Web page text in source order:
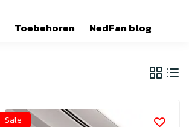
Toebehoren NedFan blog
Sale